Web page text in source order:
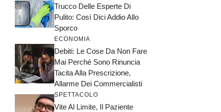
Trucco Delle Esperte Di
Pulito: Così Dici Addio Allo
Sporco
ECONOMIA
Debiti: Le Cose Da Non Fare
Mai Perché Sono Rinuncia
Tacita Alla Prescrizione,
Allarme Dei Commercialisti
SPETTACOLO
Vite Al Limite, Il Paziente